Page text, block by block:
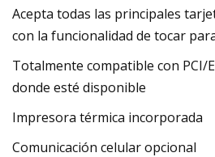
Acepta todas las principales
con la funcionalidad de tocar
Totalmente compatible con PCI/
donde esté disponible
Impresora térmica incorporada
Comunicación celular opcional